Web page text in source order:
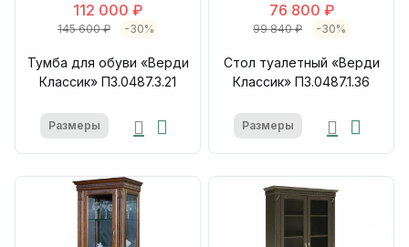
112 000 ₽
145 600 ₽ -30%
Тумба для обуви «Верди
Классик» П3.0487.3.21
Размеры
76 800 ₽
99 840 ₽ -30%
Стол туалетный «Верди
Классик» П3.0487.1.36
Размеры